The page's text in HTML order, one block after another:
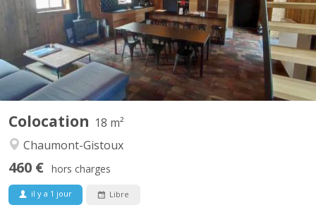
Colocation 18 m²
Chaumont-Gistoux
460 € hors charges
il y a 1 jour Libre
chambres, de grands espaces communs dont un salon de jeux,
une buanderie, une cuisine super équipée, un jardin et une très
grande terrasse dans un environnement verdoyant....